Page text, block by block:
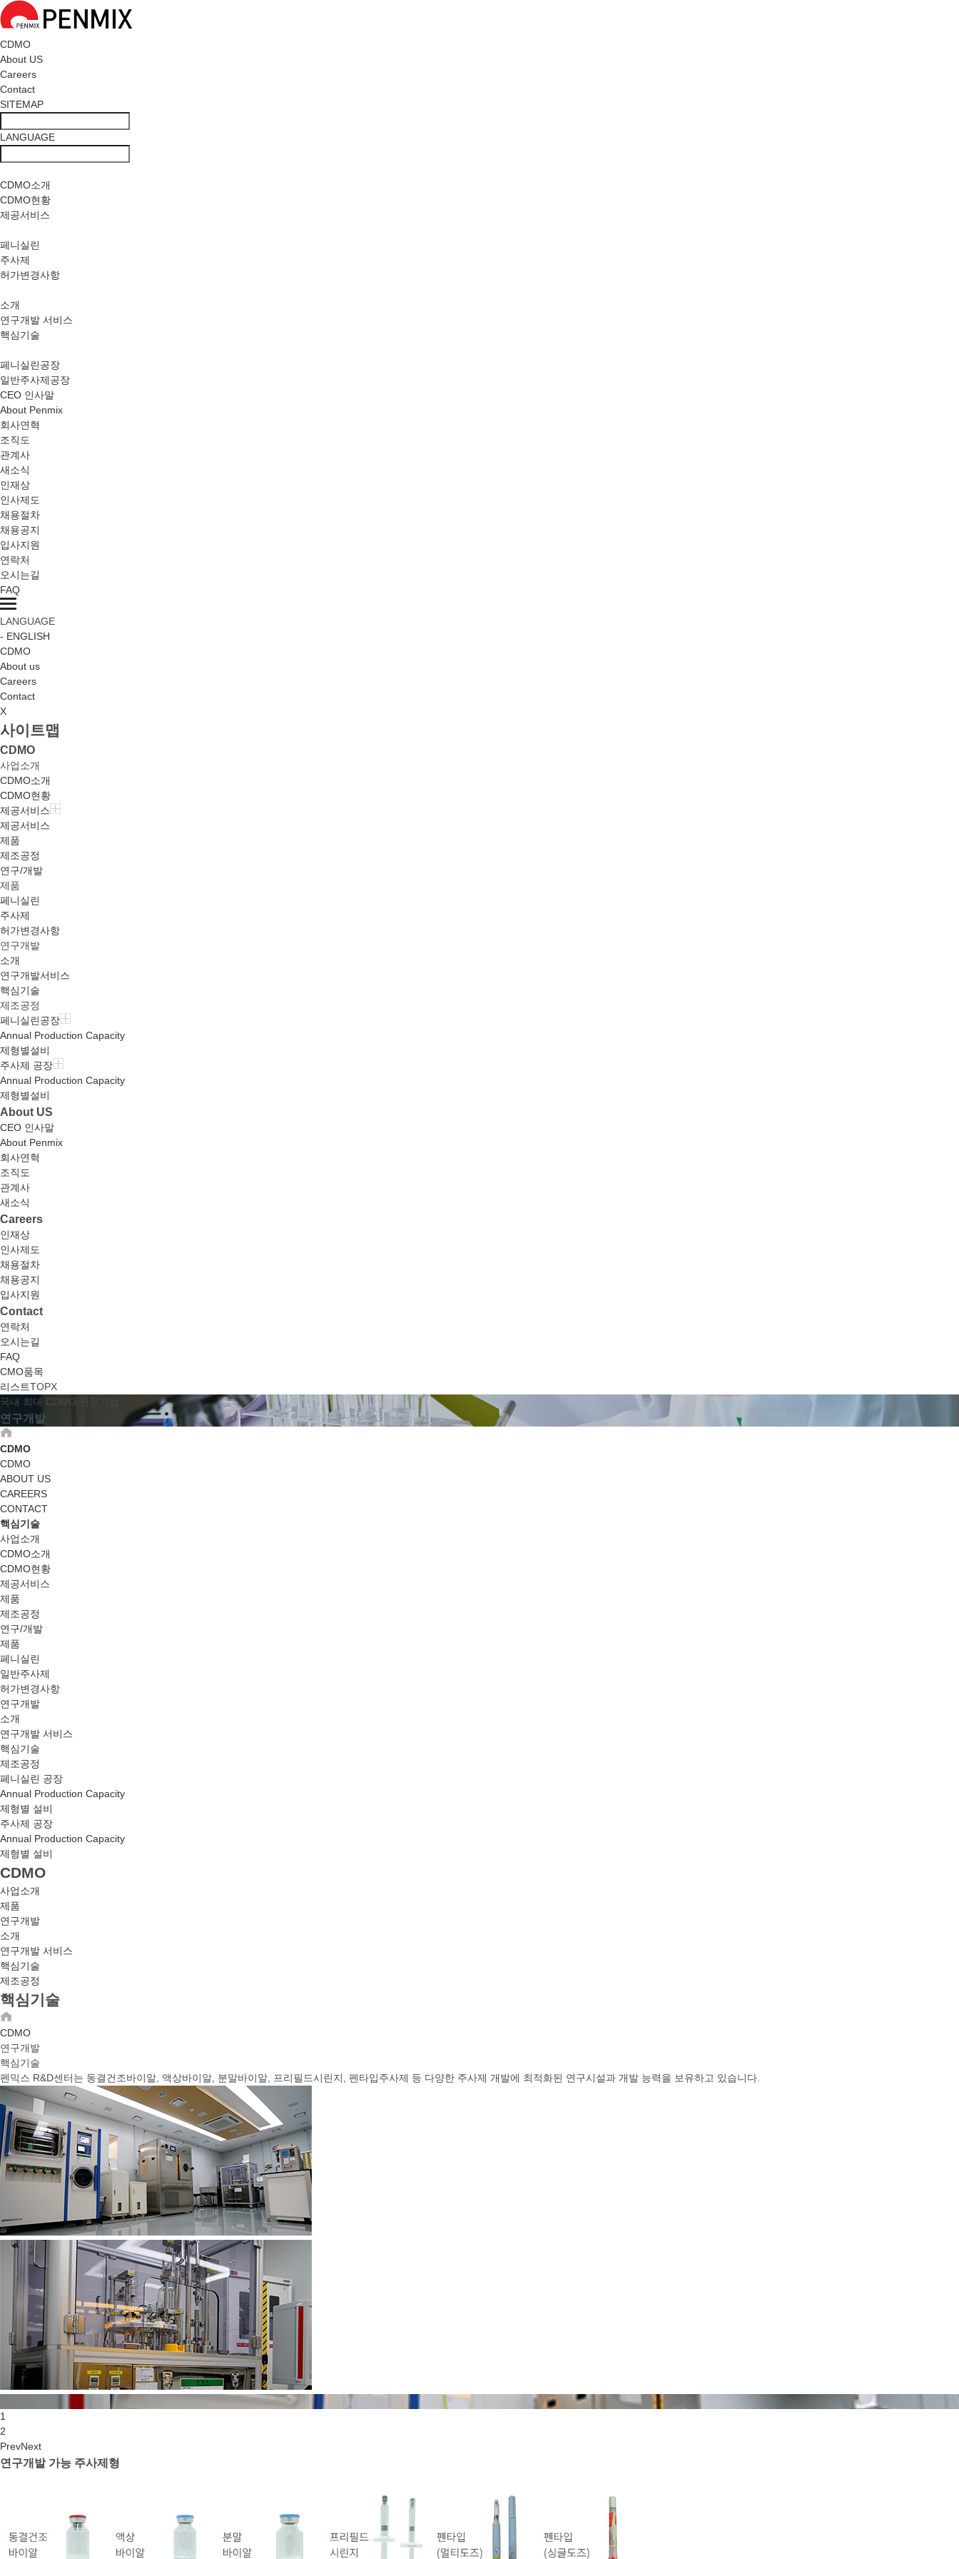
CDMO
About US
Careers
Contact
SITEMAP
LANGUAGE
CDMO소개
CDMO현황
제공서비스
페니실린
주사제
허가변경사항
소개
연구개발 서비스
핵심기술
페니실린공장
일반주사제공장
CEO 인사말
About Penmix
회사연혁
조직도
관계사
새소식
인재상
인사제도
채용절차
채용공지
입사지원
연락처
오시는길
FAQ
LANGUAGE
- ENGLISH
CDMO
About us
Careers
Contact
X
사이트맵
CDMO
사업소개
CDMO소개
CDMO현황
제공서비스
제공서비스
제품
제조공정
연구/개발
제품
페니실린
주사제
허가변경사항
연구개발
소개
연구개발서비스
핵심기술
제조공정
페니실린공장
Annual Production Capacity
제형별설비
주사제 공장
Annual Production Capacity
제형별설비
About US
CEO 인사말
About Penmix
회사연혁
조직도
관계사
새소식
Careers
인재상
인사제도
채용절차
채용공지
입사지원
Contact
연락처
오시는길
FAQ
CMO품목
리스트TOPX
국내 최대 CDMO 전문기업
연구개발
CDMO
CDMO
ABOUT US
CAREERS
CONTACT
핵심기술
사업소개
CDMO소개
CDMO현황
제공서비스
제품
제조공정
연구/개발
제품
페니실린
일반주사제
허가변경사항
연구개발
소개
연구개발 서비스
핵심기술
제조공정
페니실린 공장
Annual Production Capacity
제형별 설비
주사제 공장
Annual Production Capacity
제형별 설비
CDMO
사업소개
제품
연구개발
소개
연구개발 서비스
핵심기술
제조공정
핵심기술
CDMO
연구개발
핵심기술
펜믹스 R&D센터는 동결건조바이알, 액상바이알, 분말바이알, 프리필드시린지, 펜타입주사제 등 다양한 주사제 개발에 최적화된 연구시설과 개발 능력을 보유하고 있습니다.
1
2
PrevNext
연구개발 가능 주사제형